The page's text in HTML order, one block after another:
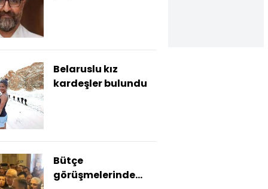
Belaruslu kız
kardeşler bulundu
Bütçe
görüşmelerinde